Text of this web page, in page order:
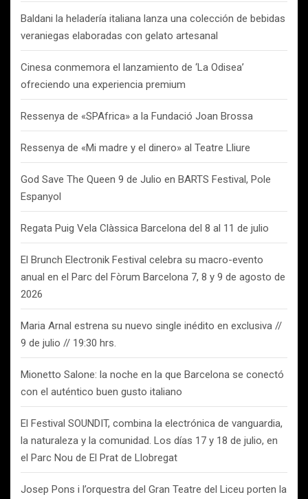
Baldani la heladería italiana lanza una colección de bebidas
veraniegas elaboradas con gelato artesanal
Cinesa conmemora el lanzamiento de ‘La Odisea’
ofreciendo una experiencia premium
Ressenya de «SPAfrica» a la Fundació Joan Brossa
Ressenya de «Mi madre y el dinero» al Teatre Lliure
God Save The Queen 9 de Julio en BARTS Festival, Pole
Espanyol
Regata Puig Vela Clàssica Barcelona del 8 al 11 de julio
El Brunch Electronik Festival celebra su macro-evento
anual en el Parc del Fòrum Barcelona 7, 8 y 9 de agosto de
2026
Maria Arnal estrena su nuevo single inédito en exclusiva //
9 de julio // 19:30 hrs.
Mionetto Salone: la noche en la que Barcelona se conectó
con el auténtico buen gusto italiano
El Festival SOUNDIT, combina la electrónica de vanguardia,
la naturaleza y la comunidad. Los días 17 y 18 de julio, en
el Parc Nou de El Prat de Llobregat
Josep Pons i l’orquestra del Gran Teatre del Liceu porten la